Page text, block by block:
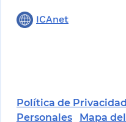
ICAnet
Política de
Personales
Mapa